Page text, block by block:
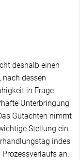
deshalb einen
nach dessen
in Frage
Unterbringung
Gutachten nimmt
Stellung ein.
indes
an.